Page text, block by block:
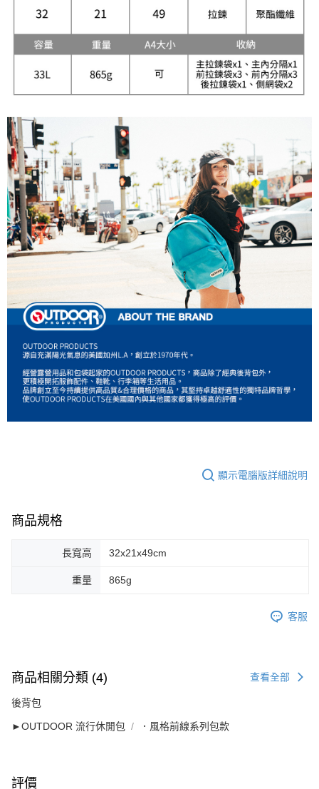
顯示電腦版詳細說明
商品規格
長寬高 32x21x49cm
重量 865g
客服
商品相關分類 (4) 查看全部
後背包
►OUTDOOR 流行休閒包 ．風格前線系列包款
評價